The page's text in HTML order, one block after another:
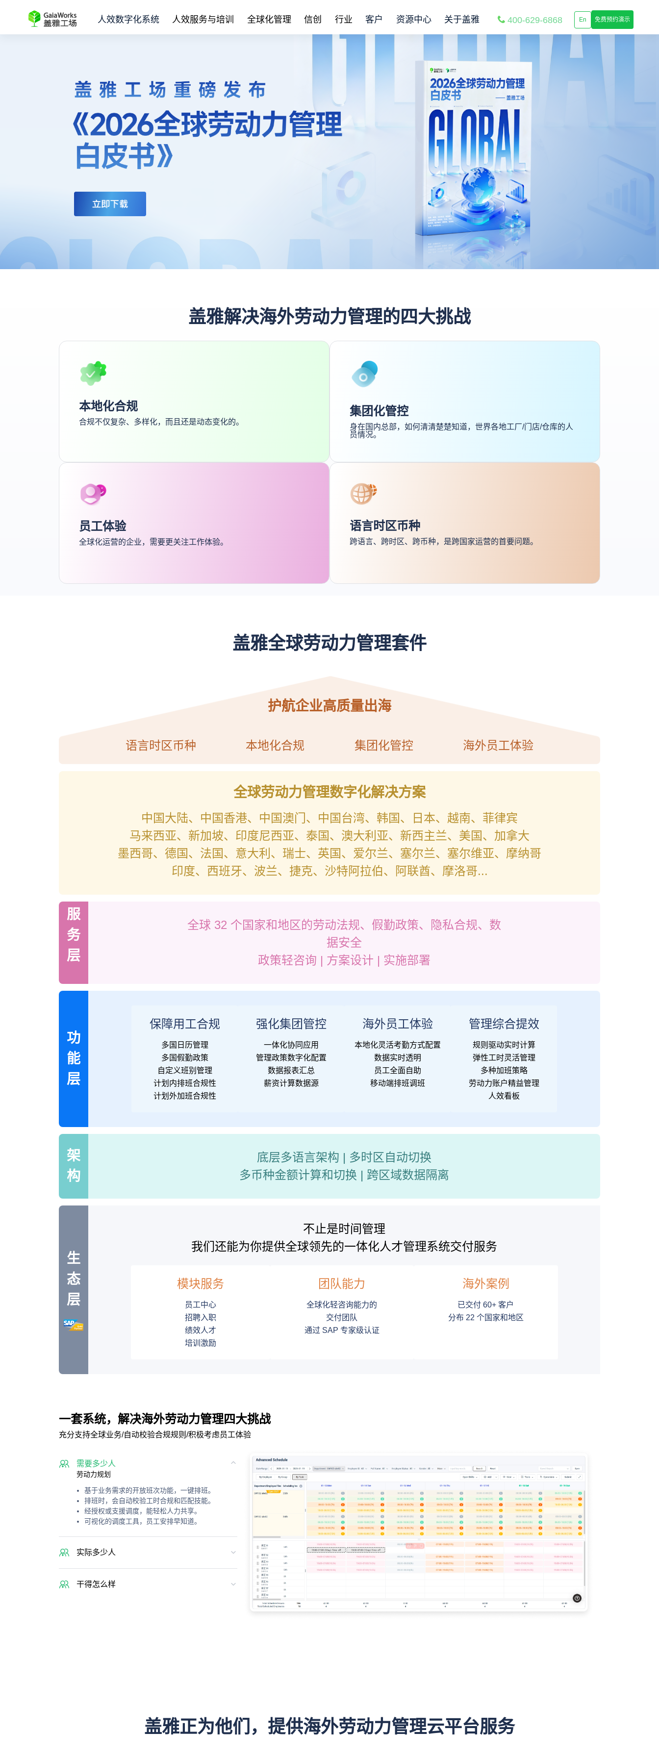
人效数字化系统 人效服务与培训 全球化管理 信创 行业 客户 资源中心 关于盖雅 400-629-6868 En 免费预约演示
盖雅解决海外劳动力管理的四大挑战
本地化合规
合规不仅复杂、多样化，而且还是动态变化的。
集团化管控
身在国内总部，如何清清楚楚知道，世界各地工厂/门店/仓库的人
员情况。
员工体验
全球化运营的企业，需要更关注工作体验。
语言时区币种
跨语言、跨时区、跨币种，是跨国家运营的首要问题。
盖雅全球劳动力管理套件
护航企业高质量出海
语言时区币种 本地化合规 集团化管控 海外员工体验
全球劳动力管理数字化解决方案
中国大陆、中国香港、中国澳门、中国台湾、韩国、日本、越南、菲律宾
马来西亚、新加坡、印度尼西亚、泰国、澳大利亚、新西主兰、美国、加拿大
墨西哥、德国、法国、意大利、瑞士、英国、爱尔兰、塞尔兰、塞尔维亚、摩纳哥
印度、西班牙、波兰、捷克、沙特阿拉伯、阿联酋、摩洛哥...
服
务
层
全球 32 个国家和地区的劳动法规、假勤政策、隐私合规、数
据安全
政策轻咨询 | 方案设计 | 实施部署
功
能
层
保障用工合规
多国日历管理
多国假勤政策
自定义班别管理
计划内排班合规性
计划外加班合规性
强化集团管控
一体化协同应用
管理政策数字化配置
数据报表汇总
薪资计算数据源
海外员工体验
本地化灵活考勤方式配置
数据实时透明
员工全面自助
移动端排班调班
管理综合提效
规则驱动实时计算
弹性工时灵活管理
多种加班策略
劳动力账户精益管理
人效看板
架
构
底层多语言架构 | 多时区自动切换
多币种金额计算和切换 | 跨区域数据隔离
生
态
层
不止是时间管理
我们还能为你提供全球领先的一体化人才管理系统交付服务
模块服务
员工中心
招聘入职
绩效人才
培训激励
团队能力
全球化轻咨询能力的
交付团队
通过 SAP 专家级认证
海外案例
已交付 60+ 客户
分布 22 个国家和地区
一套系统，解决海外劳动力管理四大挑战
充分支持全球业务/自动校验合规规则 /积极考虑员工体验
需要多少人
劳动力规划
基于业务需求的开放班次功能，一键排班。
排班时，会自动校验工时合规和匹配技能。
经授权或支援调度，能轻松人力共享。
可视化的调度工具，员工安排早知道。
实际多少人
干得怎么样
盖雅正为他们，提供海外劳动力管理云平台服务